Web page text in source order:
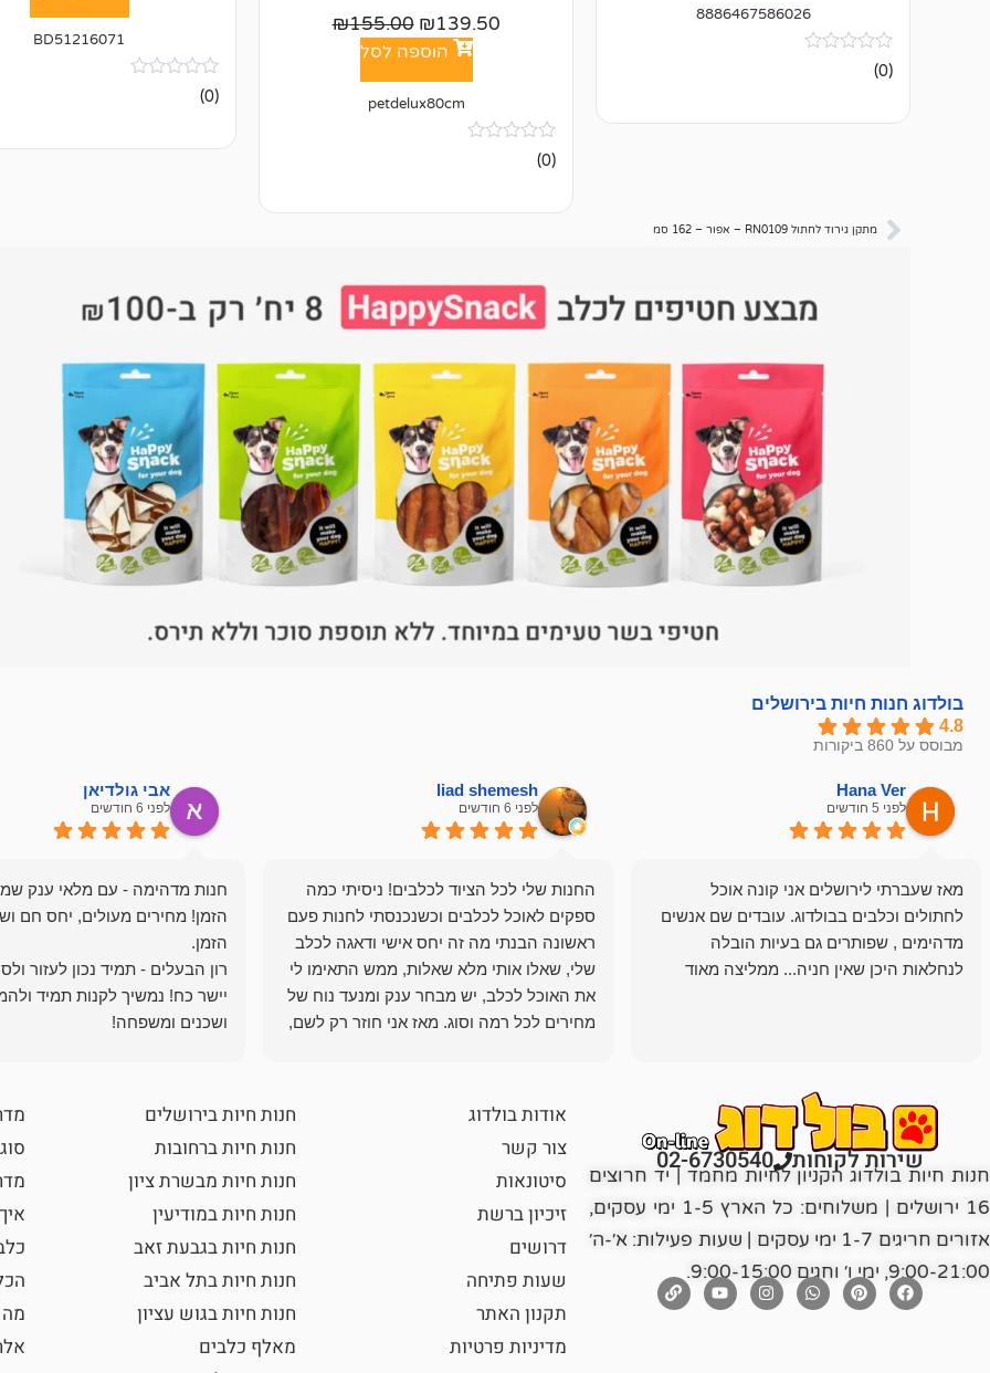
8886467586026
אין
ביקורות
(0)
₪139.50
₪155.00
הוספה לסל
petdelux80cm
אין
ביקורות
(0)
BD51216071
אין
ביקורות
(0)
מתקן גירוד לחתול RN0109 – אפור – 162 סמ
בולדוג חנות חיות בירושלים
4.8
מבוסס על 860 ביקורות
Hana Ver
לפני 5 חודשים
מאז שעברתי לירושלים אני קונה אוכל
לחתולים וכלבים בבולדוג. עובדים שם אנשים
מדהימים , שפותרים גם בעיות הובלה
לנחלאות היכן שאין חניה... ממליצה מאוד
liad shemesh
לפני 6 חודשים
החנות שלי לכל הציוד לכלבים! ניסיתי כמה
ספקים לאוכל לכלבים וכשנכנסתי לחנות פעם
ראשונה הבנתי מה זה יחס אישי ודאגה לכלב
שלי, שאלו אותי מלא שאלות, ממש התאימו לי
את האוכל לכלב, יש מבחר ענק ומנעד נוח של
מחירים לכל רמה וסוג. מאז אני חוזר רק לשם,
אבי גולדיאן
לפני 6 חודשים
חנות מדהימה - עם מלאי ענק
הזמן! מחירים מעולים, יחס חם
רון הבעלים - תמיד נכון לעזור
יישר כח! נמשיך לקנות תמיד
ושכנים ומשפחה!
שירות לקוחות 02-6730540
חנות חיות בולדוג הקניון לחיות מחמד | יד חרוצים
16 ירושלים | משלוחים: כל הארץ 1-5 ימי עסקים,
אזורים חריגים 1-7 ימי עסקים | שעות פעילות: א׳-ה׳
9:00-21:00, ימי ו׳ וחגים 9:00-15:00.
אודות בולדוג
צור קשר
סיטונאות
זיכיון ברשת
דרושים
שעות פתיחה
תקנון האתר
מדיניות פרטיות
חנות חיות בירושלים
חנות חיות ברחובות
חנות חיות מבשרת ציון
חנות חיות במודיעין
חנות חיות בגבעת זאב
חנות חיות בתל אביב
חנות חיות בגוש עציון
מאלף כלבים